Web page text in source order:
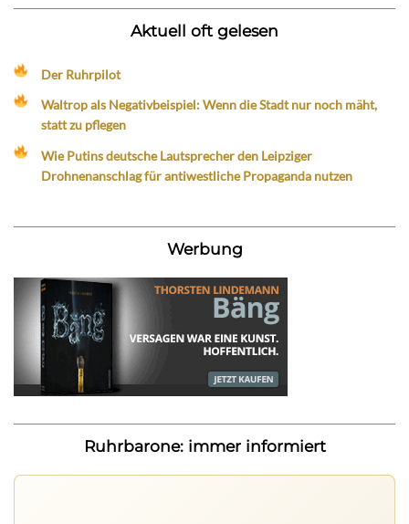
Aktuell oft gelesen
Der Ruhrpilot
Waltrop als Negativbeispiel: Wenn die Stadt nur noch mäht,
statt zu pflegen
Wie Putins deutsche Lautsprecher den Leipziger
Drohnenanschlag für antiwestliche Propaganda nutzen
Werbung
Ruhrbarone: immer informiert